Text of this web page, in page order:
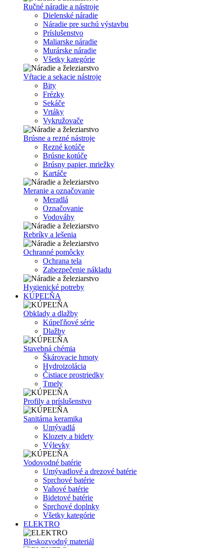
Ručné náradie a nástroje
Dielenské náradie
Náradie pre suchú výstavbu
Príslušenstvo
Maliarske náradie
Murárske náradie
Všetky kategórie
Vŕtacie a sekacie nástroje
Bity
Frézky
Sekáče
Vrtáky
Vykružovače
Brúsne a rezné nástroje
Rezné kotúče
Brúsne kotúče
Brúsny papier, mriežky
Kartáče
Meranie a označovanie
Meradlá
Označovanie
Vodováhy
Rebríky a lešenia
Ochranné pomôcky
Ochrana tela
Zabezpečenie nákladu
Hygienické potreby
KÚPEĽŇA
Obklady a dlažby
Kúpeľňové série
Dlažby
Stavebná chémia
Škárovacie hmoty
Hydroizolácia
Čistiace prostriedky
Tmely
Profily a príslušenstvo
Sanitárna keramika
Umývadlá
Klozety a bidety
Výlevky
Vodovodné batérie
Umývadlové a drezové batérie
Sprchové batérie
Vaňové batérie
Bidetové batérie
Sprchové doplnky
Všetky kategórie
ELEKTRO
Bleskozvodný materiál